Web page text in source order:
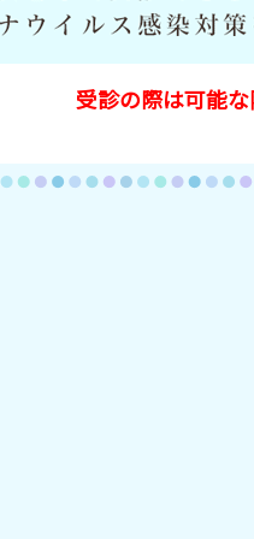
受診の際は可能な